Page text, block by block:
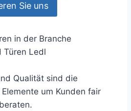
Sie uns
in der Branche
Türen Ledl
Qualität sind die
um Kunden fair